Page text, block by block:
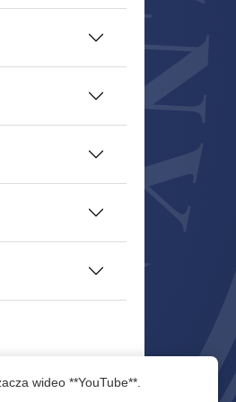
wideo **YouTube**.